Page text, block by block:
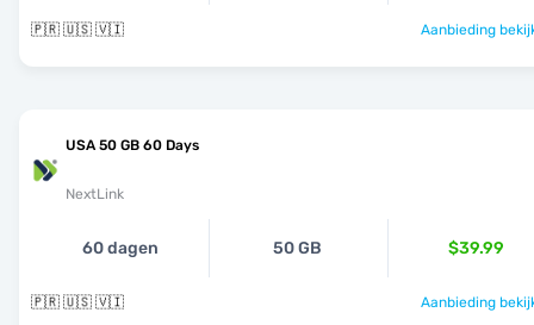
🇵🇷 🇺🇸 🇻🇮 Aanbieding
USA 50 GB 60 Days
NextLink
60 dagen 50 GB $39.99
🇵🇷 🇺🇸 🇻🇮 Aanbieding